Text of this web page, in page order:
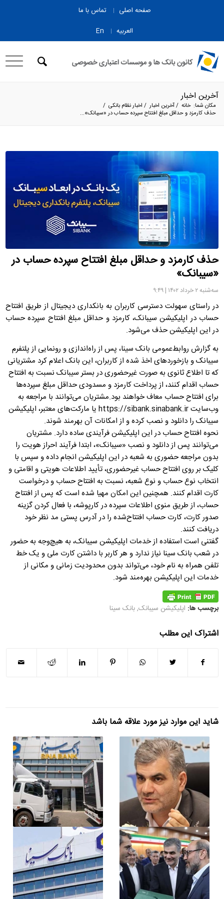
صفحه اصلی
تماس با ما
العربیه
En
آخرین اخبار
مکان شما: خانه /آخرین اخبار / اخبار نظام بانکی /
حذف کارمزد و حداقل مبلغ افتتاح سپرده حساب در «سیبانک»...
حذف کارمزد و حداقل مبلغ افتتاح سپرده حساب در
«سیبانک»
سه‌شنبه ۲ خرداد ۱۴۰۲ | ۹:۴۹
در راستای سهولت دسترسی کاربران به بانکداری دیجیتال از طریق افتتاح
حساب در اپلیکیشن سیبانک، کارمزد و حداقل مبلغ افتتاح سپرده‌ حساب
در این اپلیکیشن حذف می‌شود.
به گزارش روابط‌عمومی بانک سینا، پس از راه‌اندازی و رونمایی از پلتفرم
سیبانک و بازخوردهای اخذ شده از کاربران، این بانک اعلام کرد مشتریانی
که تا اطلاع ثانوی به صورت غیرحضوری در بستر سیبانک نسبت به افتتاح
حساب اقدام کنند، از پرداخت کارمزد و مسدودی حداقل مبلغ سپرده‌ها
برای افتتاح حساب معاف خواهند بود.مشتریان می‌توانند با مراجعه به
وب‌سایت https://sibank.sinabank.ir یا مارکت‌های معتبر، اپلیکیشن
سیبانک را دانلود و نصب کرده و از امکانات آن بهرمند شوند.
نحوه افتتاح حساب در این اپلیکیشن فرآیندی ساده دارد. مشتریان
می‌توانند پس از دانلود و نصب «سیبانک»، ابتدا فرآیند احراز هویت را
بدون مراجعه حضوری به شعبه در این اپلیکیشن انجام داده و سپس با
کلیک بر روی افتتاح حساب غیرحضوری، تأیید اطلاعات هویتی و اقامتی و
انتخاب نوع حساب و نوع شعبه، نسبت به افتتاح حساب و درخواست
کارت اقدام کنند. همچنین این امکان مهیا شده است که پس از افتتاح
حساب، از طریق منوی اطلاعات سپرده در کارپوشه، با فعال کردن گزینه
صدور کارت، کارت حساب افتتاح‌شده را در آدرس پستی مد نظر خود
دریافت کنند.
گفتنی است استفاده از خدمات اپلیکیشن سیبانک، به هیچ‌وجه به حضور
در شعب بانک سینا نیاز ندارد و هر کاربر با داشتن کارت ملی و یک خط
تلفن همراه به نام خود، می‌تواند بدون محدودیت زمانی و مکانی از
خدمات این اپلیکیشن بهره‌مند ‌شود.
برچسب ها: اپلیکیشن سیبانک,بانک سینا
اشتراک این مطلب
شاید این موارد نیز مورد علاقه شما باشد